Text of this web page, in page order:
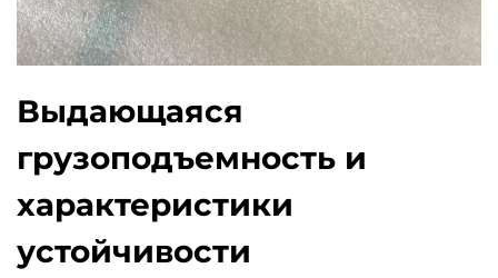
Выдающаяся
грузоподъемность и
характеристики
устойчивости